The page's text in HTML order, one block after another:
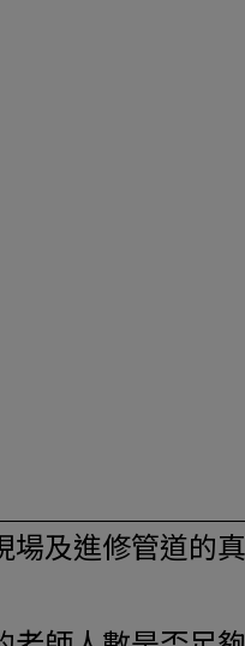
場及進修管道的